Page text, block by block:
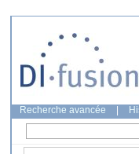
Recherche avancée